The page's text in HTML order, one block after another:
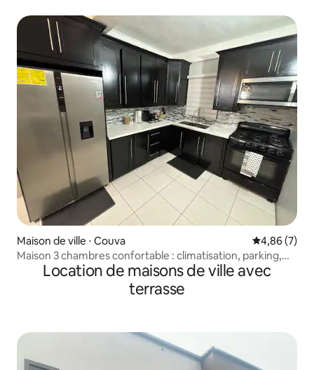
Maison de ville ⋅ Couva Évaluation
4,86 (7)
Maison 3 chambres confortable : climatisation, parking,
Location de maisons de ville avec
terrasse